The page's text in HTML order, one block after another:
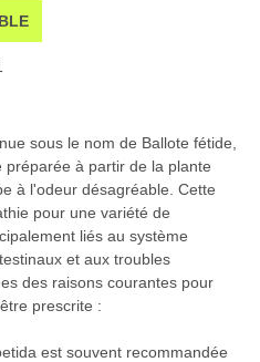
sous le nom de Ballote fétide,
à partir de la plante
à l'odeur désagréable. Cette
pour une variété de
liés au système
et aux troubles
des raisons courantes pour
prescrite :
est souvent recommandée